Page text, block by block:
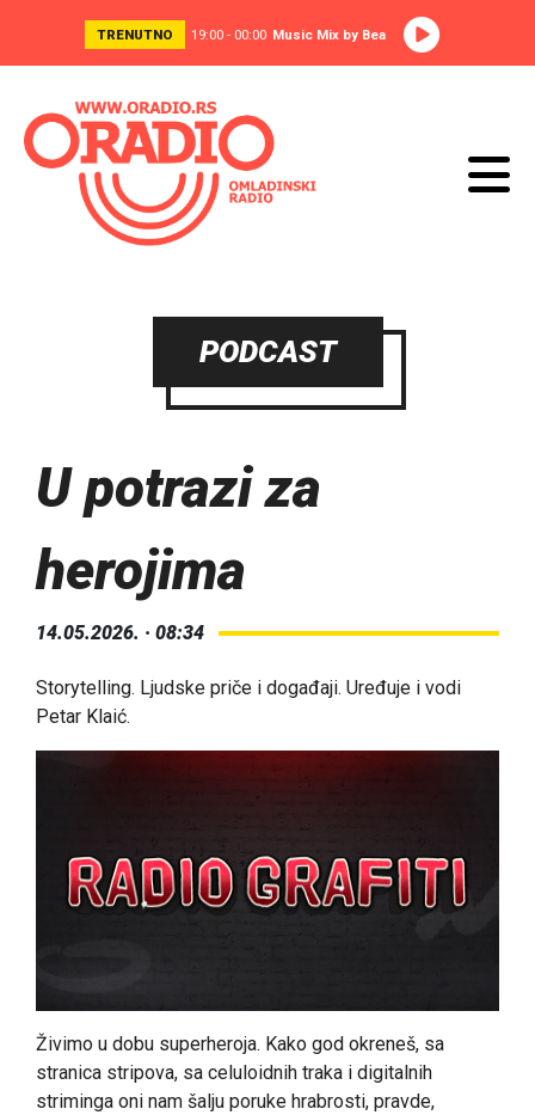
TRENUTNO 19:00 - 00:00 Music Mix by Bea
PODCAST
U potrazi za
herojima
14.05.2026. · 08:34
Storytelling. Ljudske priče i događaji. Uređuje i vodi
Petar Klaić.
Živimo u dobu superheroja. Kako god okreneš, sa
stranica stripova, sa celuloidnih traka i digitalnih
striminga oni nam šalju poruke hrabrosti, pravde,